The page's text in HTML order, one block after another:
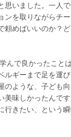
思いました。一人
ンを取りながらチ
頼めばいいのか？
で良かったこと
ルギーまで足を運
のような、子ども
美味しかったんで
行きたい、という